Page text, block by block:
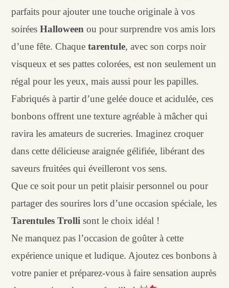
parfaits pour ajouter une touche originale à vos
soiréesHalloween ou pour surprendre vos amis lors
d’une fête. Chaquetarentule, avec son corps noir
visqueux et ses pattes colorées, est non seulement un
régal pour les yeux, mais aussi pour les papilles.
Fabriqués à partir d’une gelée douce et acidulée, ces
bonbons offrent une texture agréable à mâcher qui
ravira les amateurs de sucreries. Imaginez croquer
dans cette délicieuse araignée gélifiée, libérant des
saveurs fruitées qui éveilleront vos sens.
Que ce soit pour un petit plaisir personnel ou pour
partager des sourires lors d’une occasion spéciale, les
Tarentules Trolli sont le choix idéal !
Ne manquez pas l’occasion de goûter à cette
expérience unique et ludique. Ajoutez ces bonbons à
votre panier et préparez-vous à faire sensation auprès